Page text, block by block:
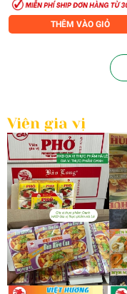
THÊM VÀO GIỎ
Viên gia vị